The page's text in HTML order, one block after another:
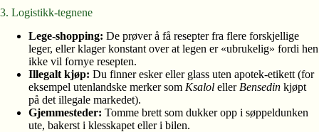
3. Logistikk-tegnene
Lege-shopping: De prøver å få resepter fra flere forskjellige
leger, eller klager konstant over at legen er «ubrukelig» fordi hen
ikke vil fornye resepten.
Illegalt kjøp: Du finner esker eller glass uten apotek-etikett (for
eksempel utenlandske merker som Ksalol eller Bensedin kjøpt
på det illegale markedet).
Gjemmesteder: Tomme brett som dukker opp i søppeldunken
ute, bakerst i klesskapet eller i bilen.